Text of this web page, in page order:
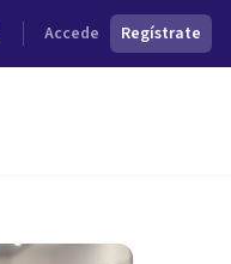
Accede Regístrate